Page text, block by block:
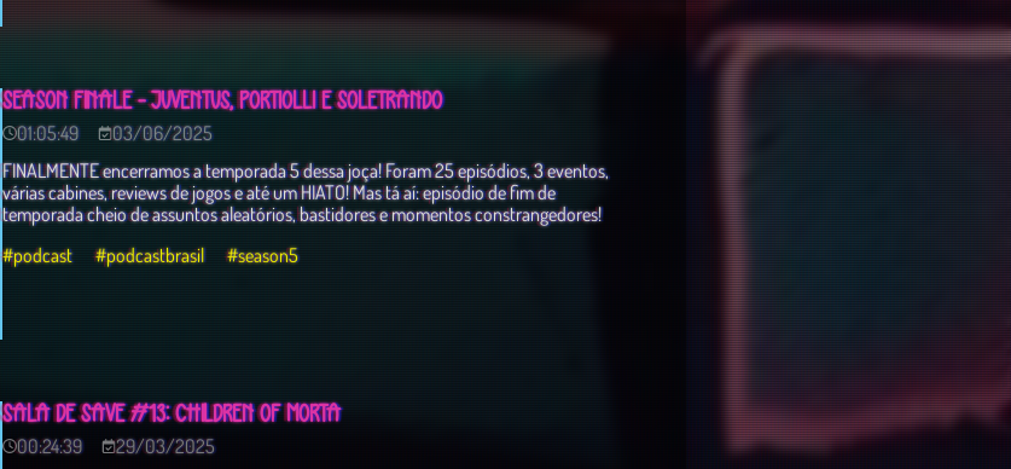
SEASON FINALE - JUVENTUS, PORTIOLLI E SOLETRANDO
01:05:49
03/06/2025
FINALMENTE encerramos a temporada 5 dessa joça! Foram 25 episódios, 3 eventos,
várias cabines, reviews de jogos e até um HIATO! Mas tá aí: episódio de fim de
temporada cheio de assuntos aleatórios, bastidores e momentos constrangedores!
#podcast
#podcastbrasil #season5
SALA DE SAVE #13: CHILDREN OF MORTA
00:24:39
29/03/2025